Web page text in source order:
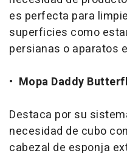
es perfecta para
superficies como
persianas o aparatos
• Mopa Daddy
Destaca por su
necesidad de cubo
cabezal de esponja